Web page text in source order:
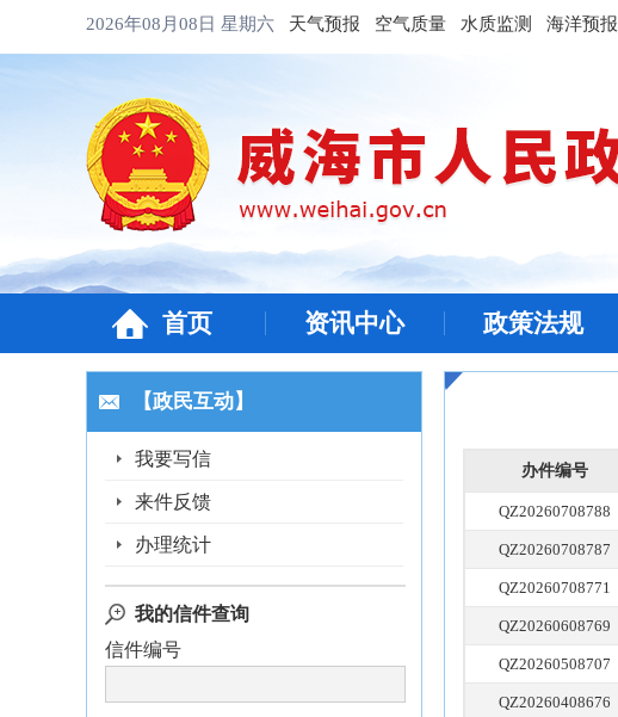
2026年08月08日 星期六 天气预报 空气质量 水质监测 海洋预报
首页 资讯中心 政策法规
【政民互动】
我要写信
来件反馈
办理统计
我的信件查询
信件编号
办件编号
QZ20260708788
QZ20260708787
QZ20260708771
QZ20260608769
QZ20260508707
QZ20260408676